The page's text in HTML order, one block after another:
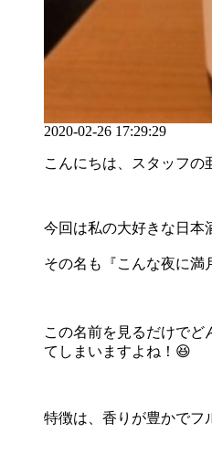
2020-02-26 17:29:29
こんにちは、スタッフの
今回は私の大好きな日本
その名も『こんな夜に満
この名前を見るだけでど
てしまいますよね！😆
特徴は、香りが豊かでフ